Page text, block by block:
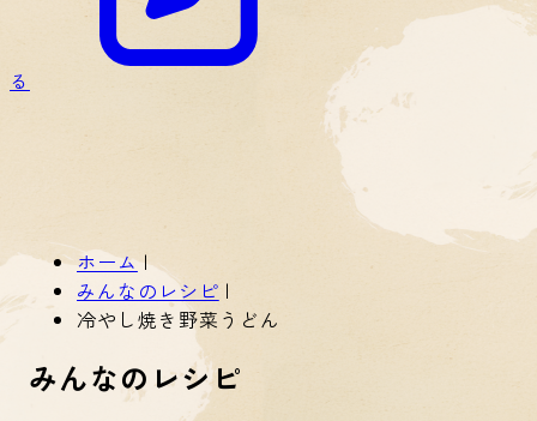
る
ホーム|
みんなのレシピ |
冷やし焼き野菜うどん
みんなのレシピ